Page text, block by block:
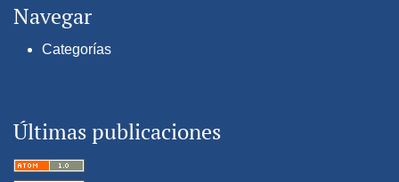
Navegar
Categorías
Últimas publicaciones